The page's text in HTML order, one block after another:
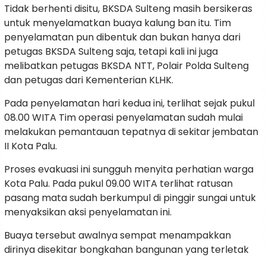
Tidak berhenti disitu, BKSDA Sulteng masih bersikeras
untuk menyelamatkan buaya kalung ban itu. Tim
penyelamatan pun dibentuk dan bukan hanya dari
petugas BKSDA Sulteng saja, tetapi kali ini juga
melibatkan petugas BKSDA NTT, Polair Polda Sulteng
dan petugas dari Kementerian KLHK.
Pada penyelamatan hari kedua ini, terlihat sejak pukul
08.00 WITA Tim operasi penyelamatan sudah mulai
melakukan pemantauan tepatnya di sekitar jembatan
II Kota Palu.
Proses evakuasi ini sungguh menyita perhatian warga
Kota Palu. Pada pukul 09.00 WITA terlihat ratusan
pasang mata sudah berkumpul di pinggir sungai untuk
menyaksikan aksi penyelamatan ini.
Buaya tersebut awalnya sempat menampakkan
dirinya disekitar bongkahan bangunan yang terletak